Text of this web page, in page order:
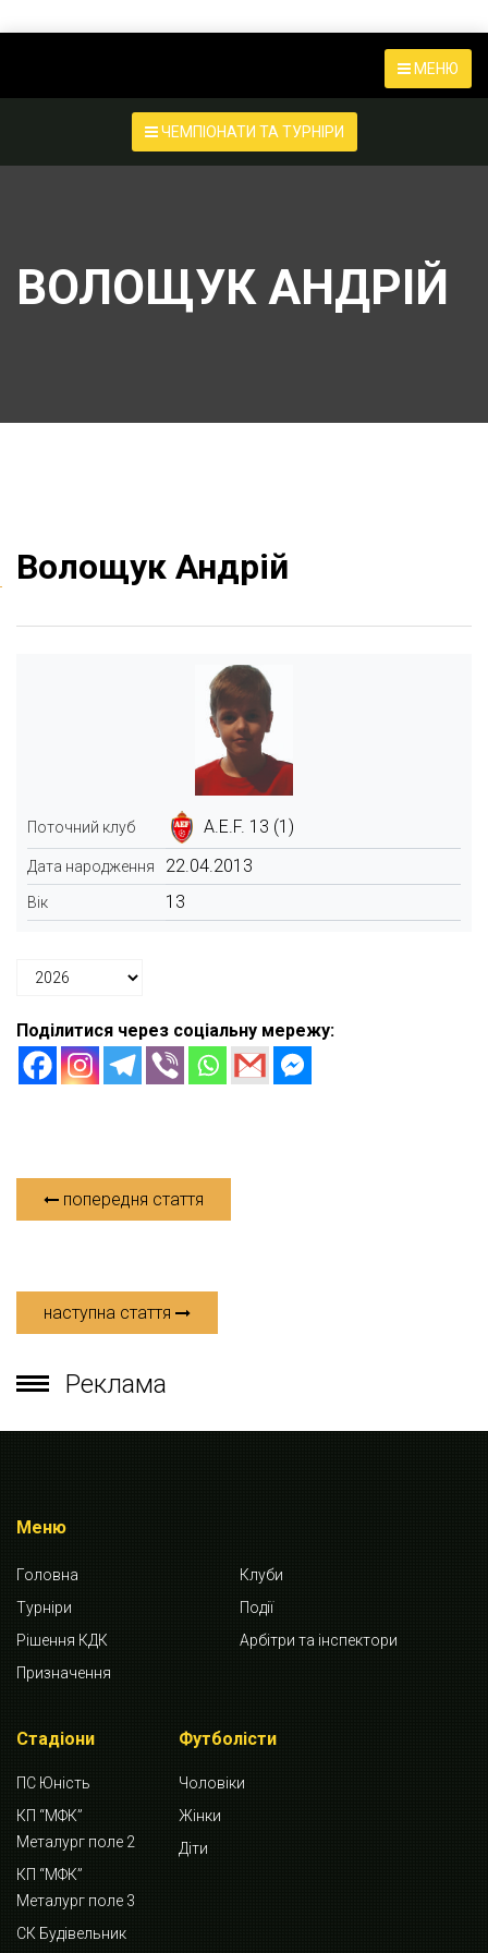
МЕНЮ
ЧЕМПІОНАТИ ТА ТУРНІРИ
ВОЛОЩУК АНДРІЙ
Волощук Андрій
Поточний клуб A.E.F. 13 (1)
Дата народження 22.04.2013
Вік 13
Поділитися через соціальну мережу:
попередня стаття
наступна стаття
Реклама
Меню
Головна
Клуби
Турніри
Події
Рішення КДК
Арбітри та інспектори
Призначення
Стадіони
ПС Юність
КП “МФК”
Металург поле 2
КП “МФК”
Металург поле 3
СК Будівельник
Футболісти
Чоловіки
Жінки
Діти